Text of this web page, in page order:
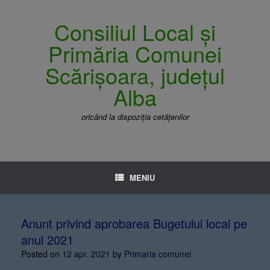
Consiliul Local și
Primăria Comunei
Scărișoara, județul
Alba
oricând la dispoziția cetățenilor
MENIU
Anunt privind aprobarea Bugetului local pe
anul 2021
Posted on 12 apr. 2021 by Primaria comunei